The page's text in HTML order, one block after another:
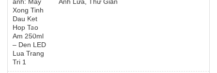
Ánh Lửa, Thư Giãn